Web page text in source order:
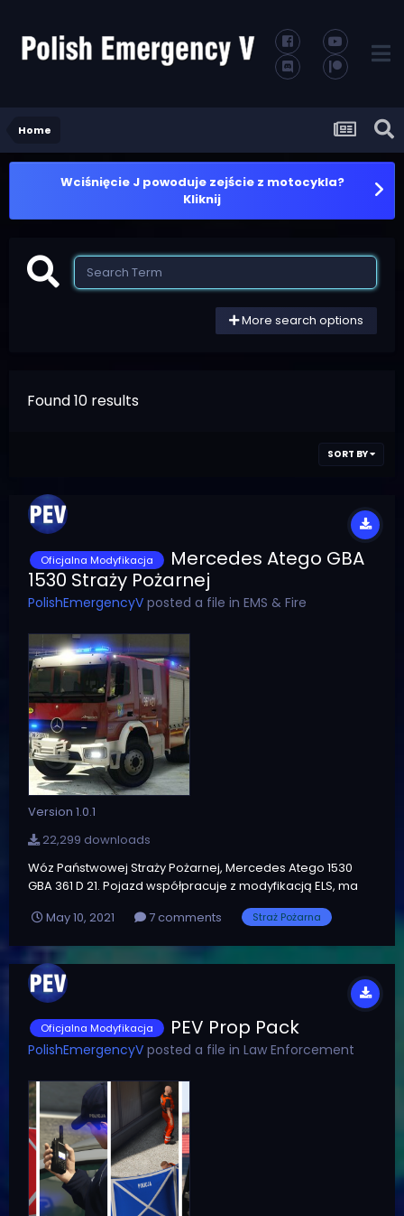
Home
Wciśnięcie J powoduje zejście z motocykla?
Kliknij
More search options
Found 10 results
SORT BY
Oficjalna Modyfikacja
Mercedes Atego GBA
1530 Straży Pożarnej
PolishEmergencyV posted a file in EMS & Fire
Version 1.0.1
22,299 downloads
Wóz Państwowej Straży Pożarnej, Mercedes Atego 1530
GBA 361 D 21. Pojazd współpracuje z modyfikacją ELS, ma
działającą falę świetlną oraz oświetlenie robocze. Dwa
sposoby instalacji: automatyczny instalator oraz instalacja
May 10, 2021 7 comments Straż Pożarna
Oficjalna Modyfikacja PEV Prop Pack
PolishEmergencyV posted a file in Law Enforcement